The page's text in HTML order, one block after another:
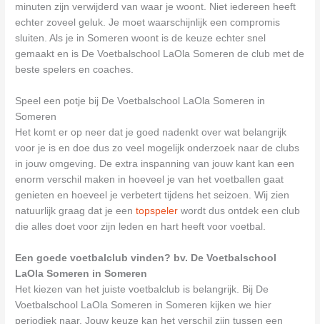
minuten zijn verwijderd van waar je woont. Niet iedereen heeft
echter zoveel geluk. Je moet waarschijnlijk een compromis
sluiten. Als je in Someren woont is de keuze echter snel
gemaakt en is De Voetbalschool LaOla Someren de club met de
beste spelers en coaches.
Speel een potje bij De Voetbalschool LaOla Someren in
Someren
Het komt er op neer dat je goed nadenkt over wat belangrijk
voor je is en doe dus zo veel mogelijk onderzoek naar de clubs
in jouw omgeving. De extra inspanning van jouw kant kan een
enorm verschil maken in hoeveel je van het voetballen gaat
genieten en hoeveel je verbetert tijdens het seizoen. Wij zien
natuurlijk graag dat je eentopspeler wordt dus ontdek een club
die alles doet voor zijn leden en hart heeft voor voetbal.
Een goede voetbalclub vinden? bv. De Voetbalschool
LaOla Someren in Someren
Het kiezen van het juiste voetbalclub is belangrijk. Bij De
Voetbalschool LaOla Someren in Someren kijken we hier
periodiek naar. Jouw keuze kan het verschil zijn tussen een